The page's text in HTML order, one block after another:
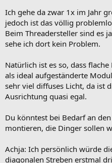
Ich gehe da zwar 1x im Jahr
jedoch ist das völlig
Beim Threadersteller sind es
sehe ich dort kein Problem.
Natürlich ist es so, dass
als ideal aufgeständerte
sehr viel diffuses Licht, da ist
Ausrichtung quasi egal.
Du könntest bei Bedarf an
montieren, die Dinger sollen
Achja: Ich persönlich würde
diagonalen Streben erstmal